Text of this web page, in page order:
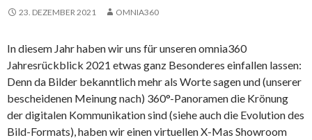
23. DEZEMBER 2021 OMNIA360
In diesem Jahr haben wir uns für unseren omnia360
Jahresrückblick 2021 etwas ganz Besonderes einfallen lassen:
Denn da Bilder bekanntlich mehr als Worte sagen und (unserer
bescheidenen Meinung nach) 360°-Panoramen die Krönung
der digitalen Kommunikation sind (siehe auch die Evolution des
Bild-Formats), haben wir einen virtuellen X-Mas Showroom